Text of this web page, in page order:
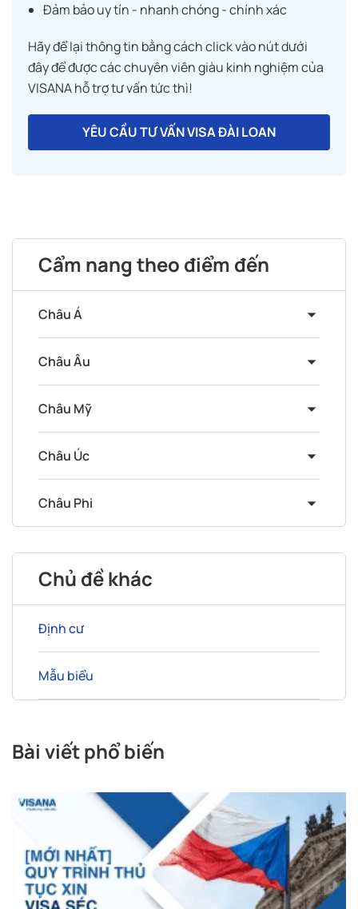
Đảm bảo uy tín - nhanh chóng - chính xác
Hãy để lại thông tin bằng cách click vào nút dưới
đây để được các chuyên viên giàu kinh nghiệm của
VISANA hỗ trợ tư vấn tức thì!
YÊU CẦU TƯ VẤN VISA ĐÀI LOAN
Cẩm nang theo điểm đến
Châu Á
Châu Âu
Châu Mỹ
Châu Úc
Châu Phi
Chủ đề khác
Định cư
Mẫu biểu
Bài viết phổ biến